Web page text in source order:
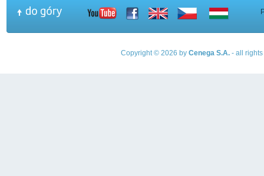
Copyright © 2026 by Cenega S.A.- all rights